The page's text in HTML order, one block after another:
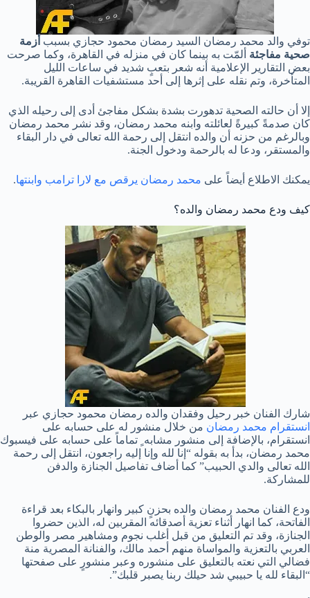
توفي والد محمد رمضان السيد رمضان محمود حجازي بسبب أزمة
صحية مفاجئة ألمّت به بينما كان في منزله في القاهرة، وكما صرحت
بعض التقارير الإعلامية أنه شعر بتعبٍ شديد في ساعات الليل
المتأخرة، وتم نقله على إثرها إلى أحد مستشفيات القاهرة القريبة.
إلا أن حالته الصحية تدهورت بشدة بشكل مفاجئ أدى إلى رحيله الذي
كان صدمةً كبيرةً لعائلته وابنه محمد رمضان، وقد نشر محمد رمضان
وبالرغم من حزنه أن والده انتقل إلى رحمة الله تعالى في دار البقاء
والمستقر، ودعا له بالرحمة ودخول الجنة.
يمكنك الاطلاع أيضاً على محمد رمضان يرقص مع لارا ترامب وابنتها.
كيف ودع محمد رمضان والده؟
شارك الفنان خبر رحيل وفقدان والده رمضان محمود حجازي عبر
انستقرام محمد رمضان من خلال منشور له على حسابه على
انستقرام، بالإضافة إلى منشور مشابه ٍ تماماً على حسابه على فيسبوك
محمد رمضان، بدأ به بقوله “إنا لله وإنا إليه راجعون، انتقل إلى رحمة
الله تعالى والدي الحبيب” كما أضاف تفاصيل الجنازة والدفن
للمشاركة.
ودع الفنان محمد رمضان والده بحزنٍ كبير وانهار بالبكاء بعد قراءة
الفاتحة، كما انهار أثناء تعزية أصدقائه المقربين له، الذين حضروا
الجنازة، وقد تم التعليق من قبل أغلب نجوم ومشاهير مصر والوطن
العربي بالتعزية والمواساة منهم أحمد مالك، والفنانة المصرية منة
فضالي التي نعته بالتعليق على منشوره وعبر منشورٍ على صفحتها
“البقاء لله يا حبيبي شد حيلك ربنا يصبر قلبك”.